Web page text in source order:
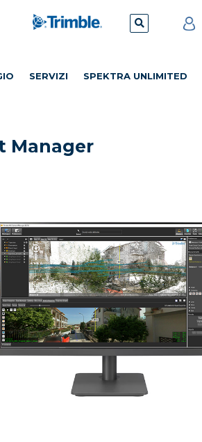
SERVIZI SPEKTRA UNLIMITED
Manager